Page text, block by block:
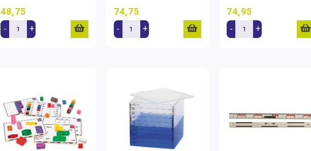
48,75
- +
74,75
- +
74,95
- +